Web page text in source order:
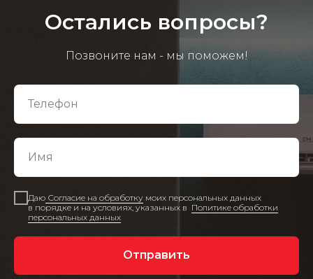
Остались вопросы?
Позвоните нам - мы поможем!
Даю Согласие на обработку моих персональных данных
в порядке и на условиях, указанных в Политике обработки
персональных данных
Отправить